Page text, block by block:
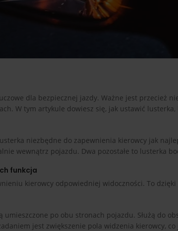
dla bezpiecznej jazdy. Ważne jest przecież
W tym artykule dowiesz się, jak ustawić lusterka,
niezbędne do zapewnienia kierowcy jak
wewnątrz pojazdu. Dwa pozostałe to lusterka
funkcja
kierowcy odpowiedniej widoczności. To
umieszczone po obu stronach pojazdu. Służą do
jest zwiększenie pola widzenia kierowcy,